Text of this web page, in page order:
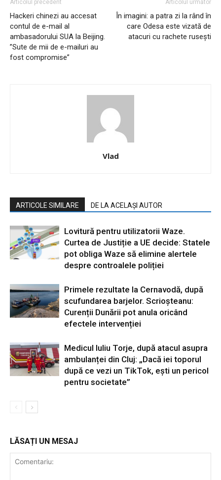
Articolul precedent
Hackeri chinezi au accesat
contul de e-mail al
ambasadorului SUA la Beijing.
”Sute de mii de e-mailuri au
fost compromise”
Articolul următor
În imagini: a patra zi la rând în
care Odesa este vizată de
atacuri cu rachete rusești
Vlad
ARTICOLE SIMILARE DE LA ACELAȘI AUTOR
Lovitură pentru utilizatorii Waze.
Curtea de Justiție a UE decide: Statele
pot obliga Waze să elimine alertele
despre controalele poliției
Primele rezultate la Cernavodă, după
scufundarea barjelor. Scrioșteanu:
Curenții Dunării pot anula oricând
efectele intervenției
Medicul Iuliu Torje, după atacul asupra
ambulanței din Cluj: „Dacă iei toporul
după ce vezi un TikTok, ești un pericol
pentru societate”
LĂSAȚI UN MESAJ